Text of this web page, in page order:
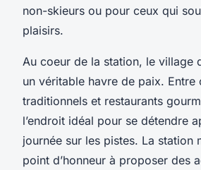
non-skieurs ou pour ceux qui
plaisirs.
Au coeur de la station, le village
un véritable havre de paix. Entre
traditionnels et restaurants
l’endroit idéal pour se détendre
journée sur les pistes. La station
point d’honneur à proposer des